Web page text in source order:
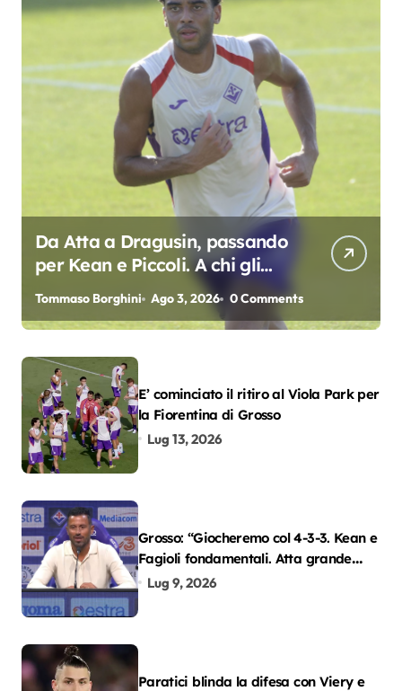
Da Atta a Dragusin, passando
per Kean e Piccoli. A chi gli
oscar del precampionato?
Tommaso Borghini Ago 3, 2026 0 Comments
E’ cominciato il ritiro al Viola Park per
la Fiorentina di Grosso
Lug 13, 2026
Grosso: “Giocheremo col 4-3-3. Kean e
Fagioli fondamentali. Atta grande
colpo”
Lug 9, 2026
Paratici blinda la difesa con Viery e